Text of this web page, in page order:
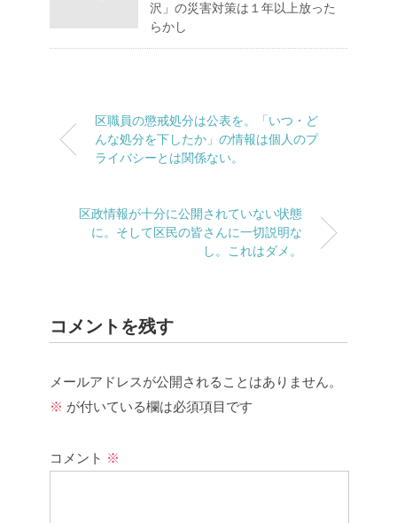
沢」の災害対策は１年以上放った
らかし
区職員の懲戒処分は公表を。「いつ・ど
んな処分を下したか」の情報は個人のプ
ライバシーとは関係ない。
区政情報が十分に公開されていない状態
に。そして区民の皆さんに一切説明な
し。これはダメ。
コメントを残す
メールアドレスが公開されることはありません。
※ が付いている欄は必須項目です
コメント ※